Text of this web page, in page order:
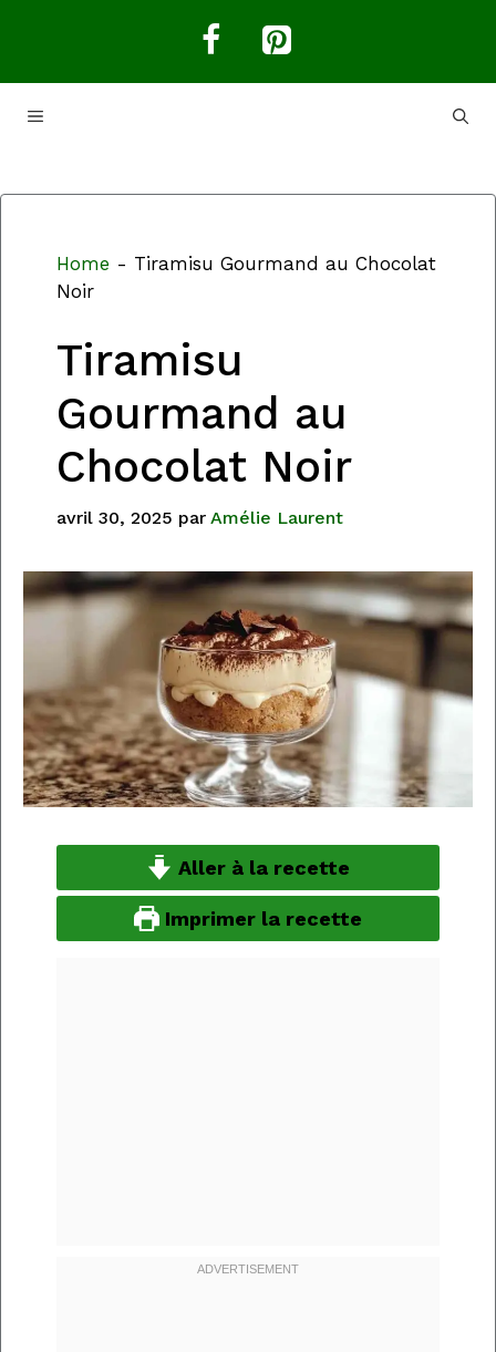
MENU
Home - Tiramisu Gourmand au Chocolat
Noir
Tiramisu
Gourmand au
Chocolat Noir
avril 30, 2025 par Amélie Laurent
Aller à la recette
Imprimer la recette